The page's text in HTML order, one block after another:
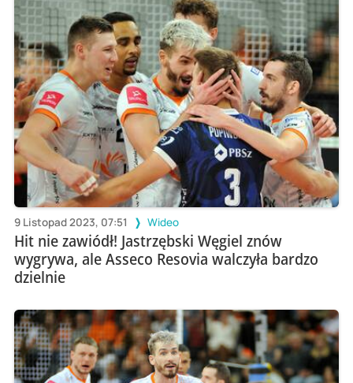
9 Listopad 2023, 07:51 Wideo
Hit nie zawiódł! Jastrzębski Węgiel znów
wygrywa, ale Asseco Resovia walczyła bardzo
dzielnie